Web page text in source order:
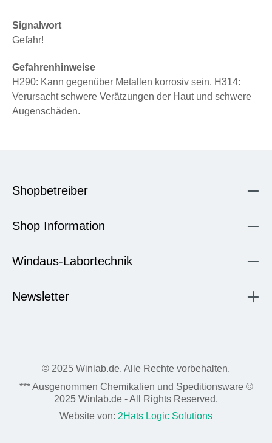
Signalwort
Gefahr!
Gefahrenhinweise
H290: Kann gegenüber Metallen korrosiv sein. H314:
Verursacht schwere Verätzungen der Haut und schwere
Augenschäden.
Shopbetreiber
Shop Information
Windaus-Labortechnik
Newsletter
© 2025 Winlab.de. Alle Rechte vorbehalten.
*** Ausgenommen Chemikalien und Speditionsware ©
2025 Winlab.de - All Rights Reserved.
Website von: 2Hats Logic Solutions